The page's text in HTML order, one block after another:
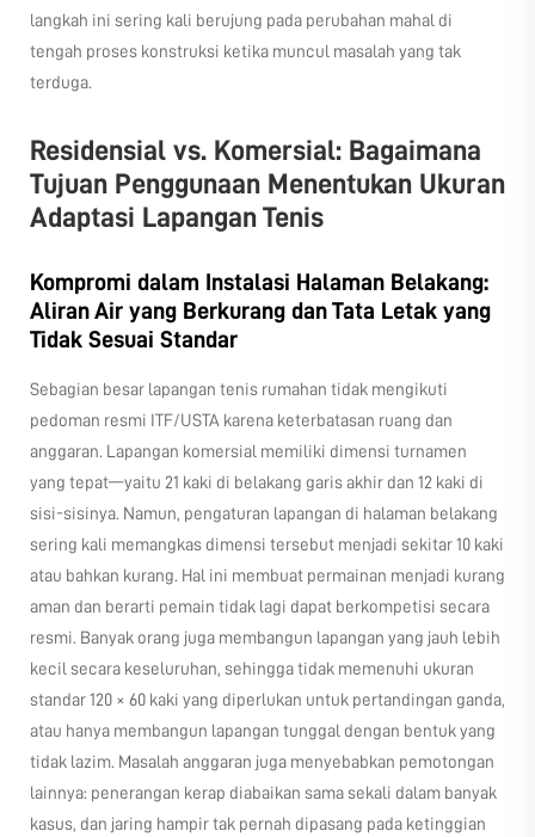
langkah ini sering kali berujung pada perubahan mahal di
tengah proses konstruksi ketika muncul masalah yang tak
terduga.
Residensial vs. Komersial: Bagaimana
Tujuan Penggunaan Menentukan Ukuran
Adaptasi Lapangan Tenis
Kompromi dalam Instalasi Halaman Belakang:
Aliran Air yang Berkurang dan Tata Letak yang
Tidak Sesuai Standar
Sebagian besar lapangan tenis rumahan tidak mengikuti
pedoman resmi ITF/USTA karena keterbatasan ruang dan
anggaran. Lapangan komersial memiliki dimensi turnamen
yang tepat—yaitu 21 kaki di belakang garis akhir dan 12 kaki di
sisi-sisinya. Namun, pengaturan lapangan di halaman belakang
sering kali memangkas dimensi tersebut menjadi sekitar 10 kaki
atau bahkan kurang. Hal ini membuat permainan menjadi kurang
aman dan berarti pemain tidak lagi dapat berkompetisi secara
resmi. Banyak orang juga membangun lapangan yang jauh lebih
kecil secara keseluruhan, sehingga tidak memenuhi ukuran
standar 120 × 60 kaki yang diperlukan untuk pertandingan ganda,
atau hanya membangun lapangan tunggal dengan bentuk yang
tidak lazim. Masalah anggaran juga menyebabkan pemotongan
lainnya: penerangan kerap diabaikan sama sekali dalam banyak
kasus, dan jaring hampir tak pernah dipasang pada ketinggian